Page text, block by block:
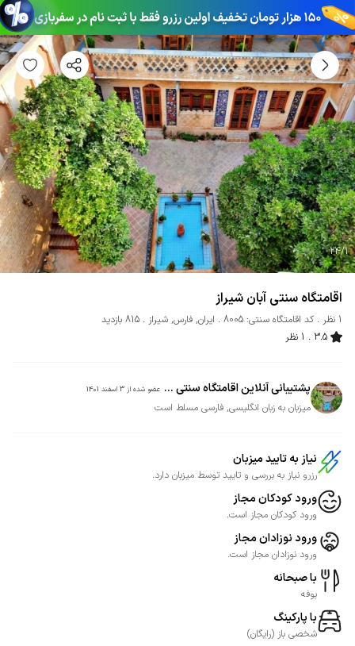
24/1
اقامتگاه سنتی آبان شیراز
1 نظر کد اقامتگاه سنتی: 8005 ایران, فارس, شیراز
815 بازدید
3.5
1 نظر
پشتیبانی آنلاین اقامتگاه سنتی ... عضو شده از 3 اسفند 1401
میزبان به زبان انگلیسی, فارسی مسلط است
نیاز به تایید میزبان
رزرو نیاز به بررسی و تایید توسط میزبان دارد.
ورود کودکان مجاز
ورود کودکان مجاز است.
ورود نوزادان مجاز
ورود نوزادان مجاز است.
با صبحانه
بوفه
با پارکینگ
شخصی باز (رایگان)